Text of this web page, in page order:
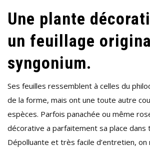
UNE
AVEC
!
Une plante
un feuillage
syngonium.
Ses feuilles ressemblent à celles du
de la forme, mais ont une toute autre
espèces. Parfois panachée ou même
décorative a parfaitement sa place dans
Dépolluante et très facile d’entretien, on